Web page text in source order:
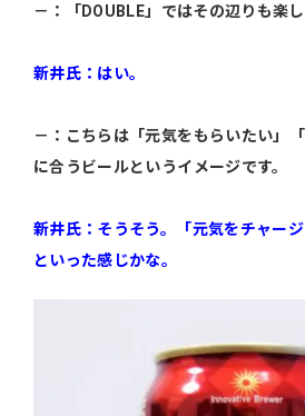
－：「DOUBLE」ではその辺りも楽し
新井氏：はい。
－：こちらは「元気をもらいたい」
に合うビールというイメージです。
新井氏：そうそう。「元気をチャージ
といった感じかな。